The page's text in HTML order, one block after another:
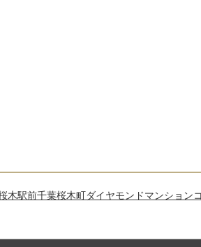
木駅前千葉桜木町ダイヤモンドマンション